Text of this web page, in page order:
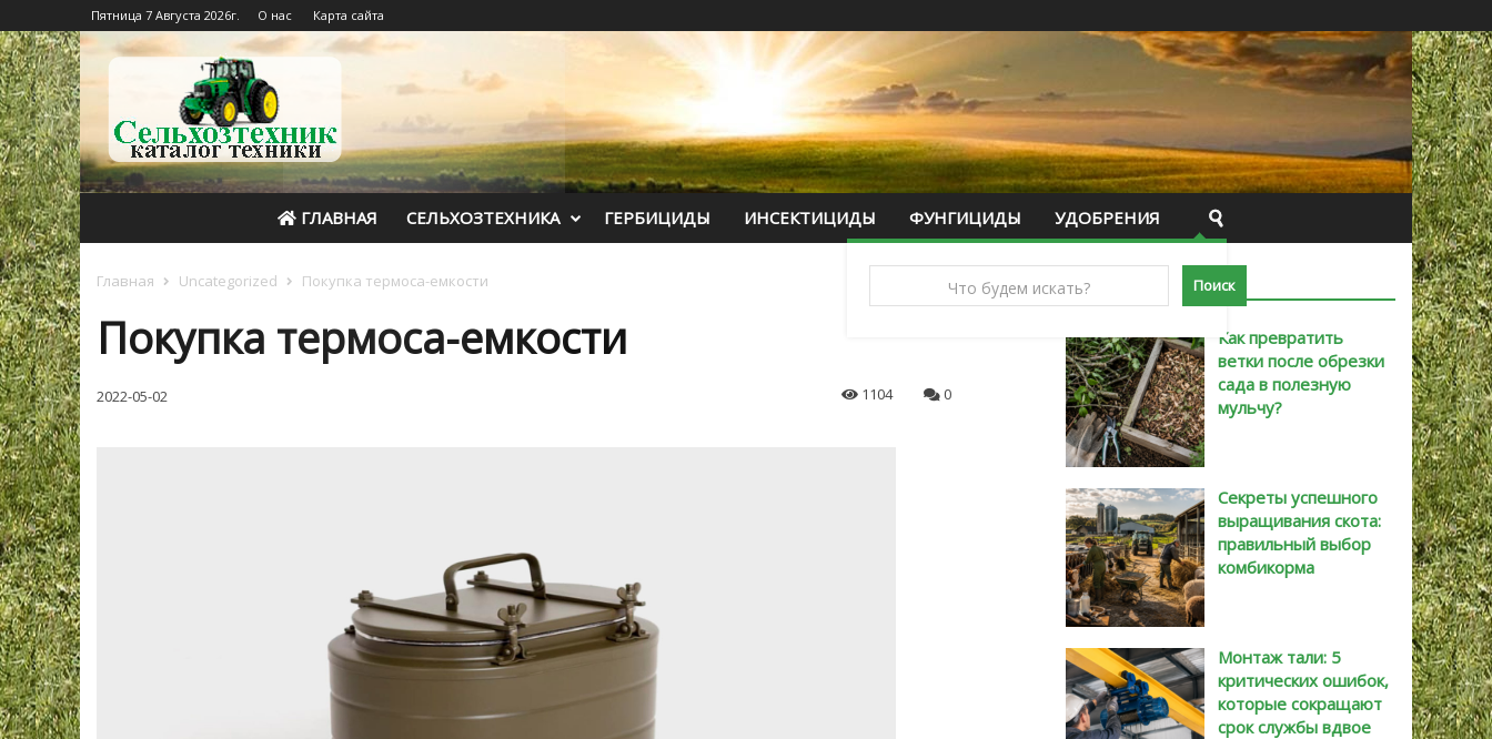
Пятница 7 Августа 2026г. О нас Карта сайта
ГЛАВНАЯ СЕЛЬХОЗТЕХНИКА ГЕРБИЦИДЫ ИНСЕКТИЦИДЫ ФУНГИЦИДЫ УДОБРЕНИЯ
Главная Uncategorized Покупка термоса-емкости
Покупка термоса-емкости
2022-05-02 1104 0
САМЫЕ НОВЫЕ
Как превратить
ветки после обрезки
сада в полезную
мульчу?
Секреты успешного
выращивания скота:
правильный выбор
комбикорма
Монтаж тали: 5
критических ошибок,
которые сокращают
срок службы вдвое